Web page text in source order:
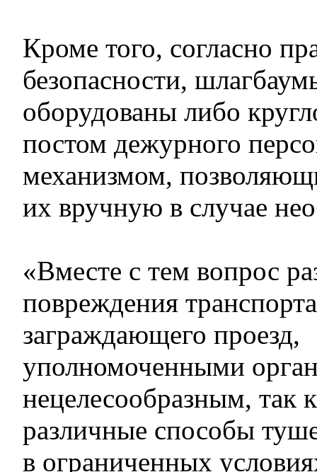
Кроме того, согласно
безопасности,
оборудованы либо
постом дежурного
механизмом,
их вручную в случае
«Вместе с тем вопрос
повреждения
заграждающего проезд,
уполномоченными
нецелесообразным, так
различные способы
в ограниченных